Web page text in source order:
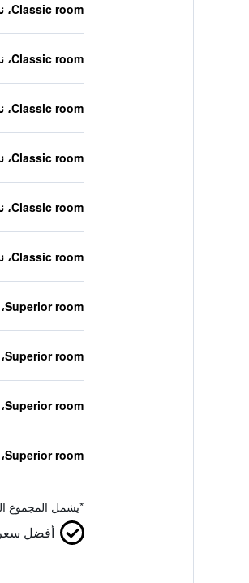
Classic room، نوع السرير غير معروف
Classic room، نوع السرير غير معروف
Classic room، نوع السرير غير معروف
Classic room، نوع السرير غير معروف
Classic room، نوع السرير غير معروف
Classic room، نوع السرير غير معروف
Superior room، نوع السرير غير معروف
Superior room، نوع السرير غير معروف
Superior room، نوع السرير غير معروف
Superior room، نوع السرير غير معروف
*يشمل المجموع
أفضل سعر